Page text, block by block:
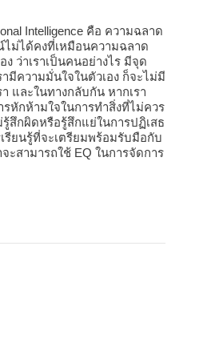
Intelligence คือ ความฉลาด
ม่ได้คงที่เหมือนความฉลาด
ว่าเราเป็นคนอย่างไร มีจุด
มีความมั่นใจในตัวเอง ก็จะไม่มี
และในทางกลับกัน หากเรา
รหักห้ามใจในการทำสิ่งที่ไม่ควร
สึกผิดหรือรู้สึกแย่ในการปฏิเสธ
รียนรู้ที่จะเตรียมพร้อมรับมือกับ
ะสามารถใช้ EQ ในการจัดการ